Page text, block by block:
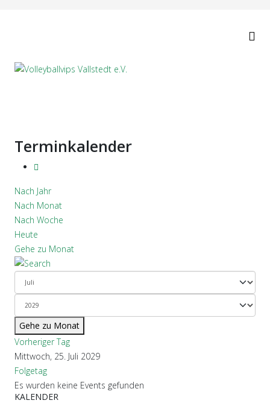
Terminkalender
Nach Jahr
Nach Monat
Nach Woche
Heute
Gehe zu Monat
Gehe zu Monat
Vorheriger Tag
Mittwoch, 25. Juli 2029
Folgetag
Es wurden keine Events gefunden
KALENDER